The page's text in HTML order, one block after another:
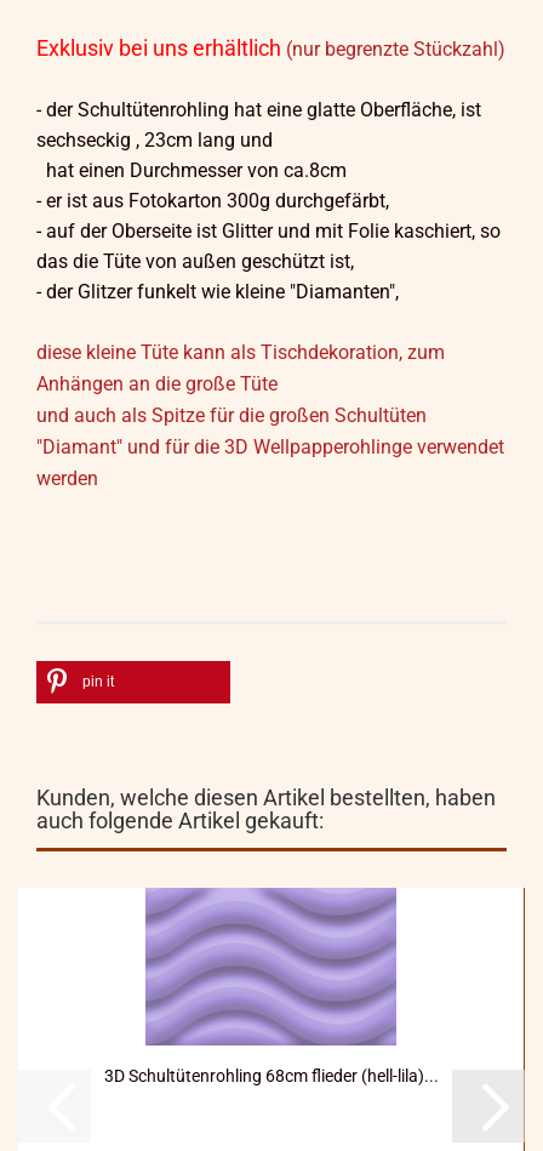
Exklusiv bei uns erhältlich (nur begrenzte Stückzahl)
- der Schultütenrohling hat eine glatte Oberfläche, ist
sechseckig , 23cm lang und
hat einen Durchmesser von ca.8cm
- er ist aus Fotokarton 300g durchgefärbt,
- auf der Oberseite ist Glitter und mit Folie kaschiert, so
das die Tüte von außen geschützt ist,
- der Glitzer funkelt wie kleine "Diamanten",
diese kleine Tüte kann als Tischdekoration, zum
Anhängen an die große Tüte
und auch als Spitze für die großen Schultüten
"Diamant" und für die 3D Wellpapperohlinge verwendet
werden
pin it
Kunden, welche diesen Artikel bestellten, haben
auch folgende Artikel gekauft:
3D Schultütenrohling 68cm flieder (hell-lila)...